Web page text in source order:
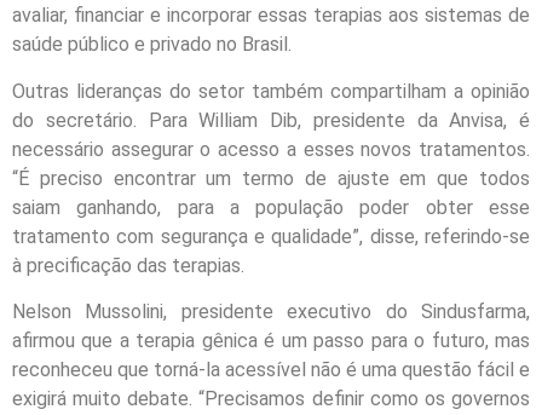
avaliar, financiar e incorporar essas terapias aos sistemas de
saúde público e privado no Brasil.
Outras lideranças do setor também compartilham a opinião
do secretário. Para William Dib, presidente da Anvisa, é
necessário assegurar o acesso a esses novos tratamentos.
“É preciso encontrar um termo de ajuste em que todos
saiam ganhando, para a população poder obter esse
tratamento com segurança e qualidade”, disse, referindo-se
à precificação das terapias.
Nelson Mussolini, presidente executivo do Sindusfarma,
afirmou que a terapia gênica é um passo para o futuro, mas
reconheceu que torná-la acessível não é uma questão fácil e
exigirá muito debate. “Precisamos definir como os governos